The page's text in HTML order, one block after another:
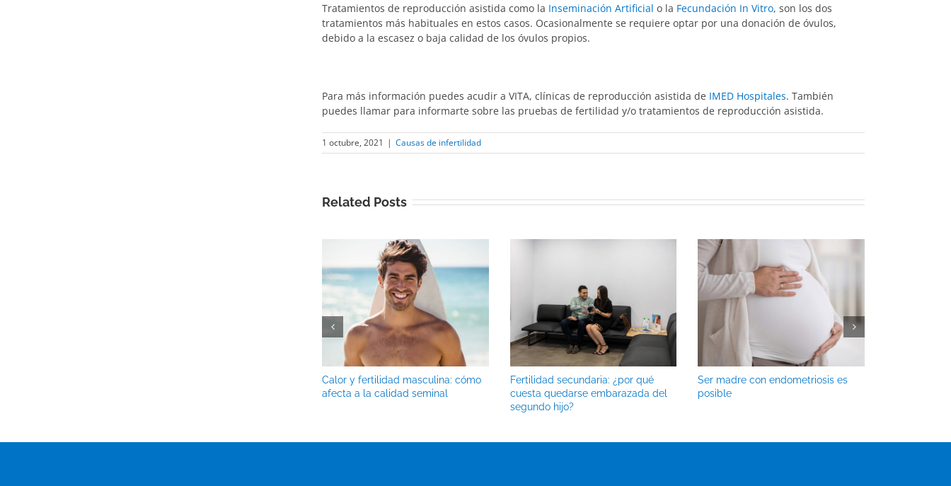
Tratamientos de reproducción asistida como la Inseminación Artificial o la Fecundación In Vitro, son los dos
tratamientos más habituales en estos casos. Ocasionalmente se requiere optar por una donación de óvulos,
debido a la escasez o baja calidad de los óvulos propios.
Para más información puedes acudir a VITA, clínicas de reproducción asistida de IMED Hospitales. También
puedes llamar para informarte sobre las pruebas de fertilidad y/o tratamientos de reproducción asistida.
1 octubre, 2021 | Causas de infertilidad
Related Posts
Calor y fertilidad masculina: cómo
afecta a la calidad seminal
Fertilidad secundaria: ¿por qué
cuesta quedarse embarazada del
segundo hijo?
Ser madre con endometriosis es
posible